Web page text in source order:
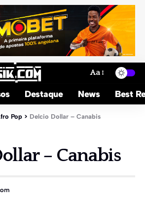
Aa
Destaque News Best
Pop > Delcio Dollar – Canabis
– Canabis